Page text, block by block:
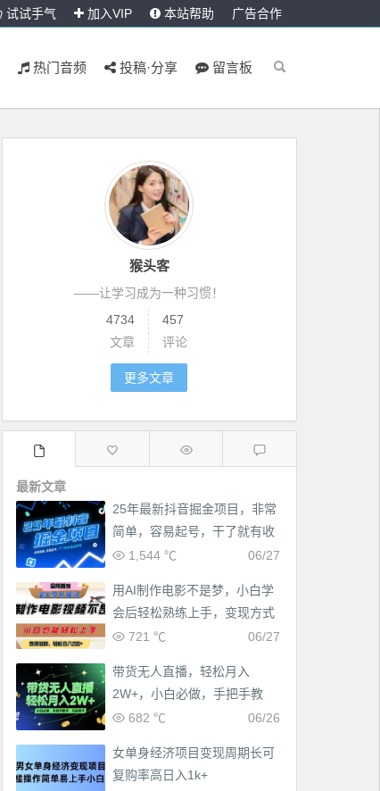
试试手气 加入VIP 本站帮助 广告合作
热门音频 投稿·分享 留言板
猴头客
——让学习成为一种习惯！
4734
文章
457
评论
更多文章
最新文章
25年最新抖音掘金项目，非常
简单，容易起号，干了就有收
益那种
06/27
1,544 ℃
用AI制作电影不是梦，小白学
会后轻松熟练上手，变现方式
多样，日入2张+
06/27
721 ℃
带货无人直播，轻松月入
2W+，小白必做，手把手教
学，无脑操作(附学习资料)06/26
682 ℃
女单身经济项目变现周期长可
复购率高日入1k+